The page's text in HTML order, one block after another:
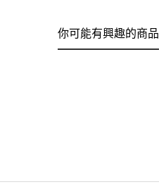
你可能有興趣的商品